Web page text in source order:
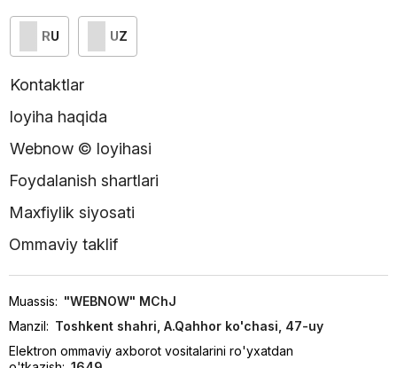
RU UZ
Kontaktlar
loyiha haqida
Webnow © loyihasi
Foydalanish shartlari
Maxfiylik siyosati
Ommaviy taklif
Muassis: "WEBNOW" MChJ
Manzil: Toshkent shahri, A.Qahhor ko'chasi, 47-uy
Elektron ommaviy axborot vositalarini ro'yxatdan